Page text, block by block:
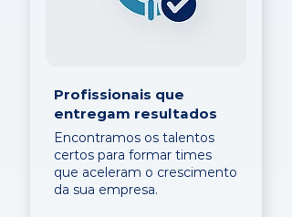
Profissionais que
entregam resultados
Encontramos os talentos
certos para formar times
que aceleram o crescimento
da sua empresa.